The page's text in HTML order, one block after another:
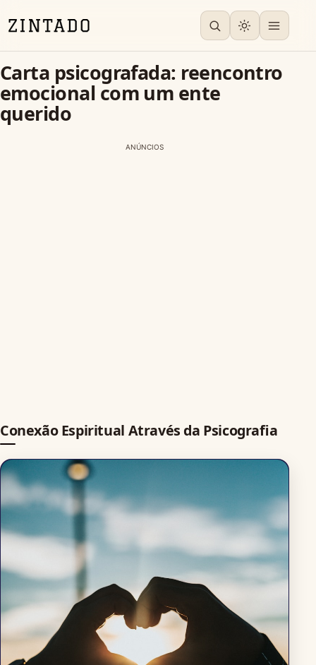
Carta psicografada: reencontro
emocional com um ente
querido
ANÚNCIOS
Conexão Espiritual Através da Psicografia